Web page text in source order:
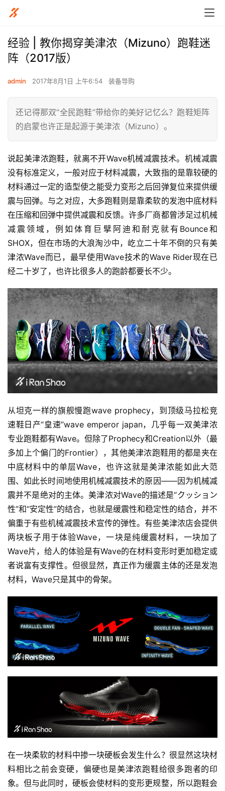
经验 | 教你揭穿美津浓（Mizuno）跑鞋迷
阵（2017版）
admin 2017年8月1日 上午6:54 装备导购
还记得那双“全民跑鞋”带给你的美好记忆么？跑鞋矩阵
的启蒙也许正是起源于美津浓（Mizuno）。
说起美津浓跑鞋，就离不开Wave机械减震技术。机械减震
没有标准定义，一般对应于材料减震，大致指的是靠较硬的
材料通过一定的造型使之能受力变形之后回弹复位来提供缓
震与回弹。与之对应，大多跑鞋则是靠柔软的发泡中底材料
在压缩和回弹中提供减震和反馈。许多厂商都曾涉足过机械
减震领域，例如体育巨擘阿迪和耐克就有Bounce和
SHOX，但在市场的大浪淘沙中，屹立二十年不倒的只有美
津浓Wave而已，最早使用Wave技术的Wave Rider现在已
经二十岁了，也许比很多人的跑龄都要长不少。
从坦克一样的旗舰慢跑wave prophecy，到顶级马拉松竞
速鞋日产“皇速”wave emperor japan，几乎每一双美津浓
专业跑鞋都有Wave。但除了Prophecy和Creation以外（最
多加上个偏门的Frontier），其他美津浓跑鞋用的都是夹在
中底材料中的单层Wave，也许这就是美津浓能如此大范
围、如此长时间地使用机械减震技术的原因——因为机械减
震并不是绝对的主体。美津浓对Wave的描述是“クッション
性”和“安定性”的结合，也就是缓震性和稳定性的结合，并不
偏重于有些机械减震技术宣传的弹性。有些美津浓店会提供
两块板子用于体验Wave，一块是纯缓震材料，一块加了
Wave片，给人的体验是有Wave的在材料变形时更加稳定或
者说富有支撑性。但很显然，真正作为缓震主体的还是发泡
材料，Wave只是其中的骨架。
在一块柔软的材料中掺一块硬板会发生什么？很显然这块材
料相比之前会变硬，偏硬也是美津浓跑鞋给很多跑者的印
象。但与此同时，硬板会使材料的变形更规整，所以跑鞋会